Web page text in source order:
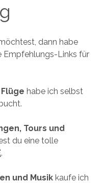
dann habe
Empfehlungs-Links für
habe ich selbst
Tours und
du eine tolle
.
und Musikkaufe ich